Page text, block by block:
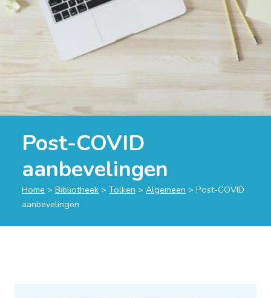
Post-COVID
aanbevelingen
Home > Bibliotheek > Tolken > Algemeen > Post-COVID
aanbevelingen